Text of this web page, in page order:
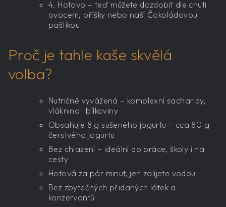
4. Hotovo – teď můžete dozdobit dle chuti
ovocem, oříšky nebo naší Čokoládovou
paštikou
Proč je tahle kaše skvělá
volba?
Nutričně vyvážená – komplexní sacharidy,
vláknina i bílkoviny
Obsahuje 8 g sušeného jogurtu = cca 80 g
čerstvého jogurtu
Bez chlazení – ideální do práce, školy i na
cesty
Hotová za pár minut, jen zalijete vodou
Bez zbytečných přidaných látek a
konzervantů